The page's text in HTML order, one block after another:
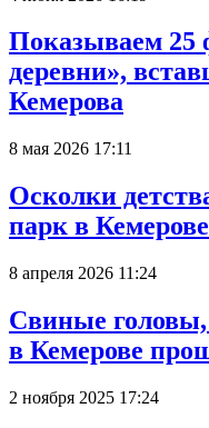
Показываем 25
деревни»,
Кемерова
8 мая 2026 17:11
Осколки
парк в
8 апреля 2026 11:24
Свиные
в Кемерове
2 ноября 2025 17:24